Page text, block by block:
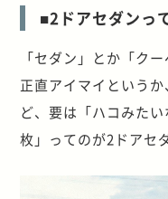
■2ドアセダンっ
「セダン」とか「ク
正直アイマイという
ど、要は「ハコみた
枚」ってのが2ドアセ